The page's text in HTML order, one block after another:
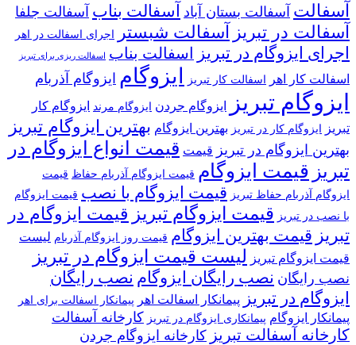
آسفالت آسفالت بستان آباد آسفالت بناب آسفالت جلفا
آسفالت در تبریز آسفالت شبستر اجرای اسفالت در اهر
اجرای ایزوگام در تبریز اسفالت بناب اسفالت ریزی برای تبریز
اسفالت کار اهر اسفالت کار تبریز ایزوگام ایزوگام آذربام
ایزوگام تبریز ایزوگام جردن ایزوگام مرند ایزوگام کار
تبریز ایزوگام کار در تبریز بهترین ایزوگام بهترین ایزوگام تبریز
بهترین ایزوگام در تبریز قیمت قیمت انواع ایزوگام در
تبریز قیمت ایزوگام قیمت ایزوگام آذربام حفاظ قیمت
ایزوگام آذربام حفاظ تبریز قیمت ایزوگام با نصب قیمت ایزوگام
با نصب در تبریز قیمت ایزوگام تبریز قیمت ایزوگام در
تبریز قیمت بهترین ایزوگام قیمت روز ایزوگام آذربام لیست
قیمت ایزوگام تبریز لیست قیمت ایزوگام در تبریز
نصب رایگان نصب رایگان ایزوگام نصب رایگان
ایزوگام در تبریز پیمانکار اسفالت اهر پیمانکار اسفالت برای اهر
پیمانکار ایزوگام پیمانکاری ایزوگام در تبریز کارخانه آسفالت
کارخانه آسفالت تبریز کارخانه ایزوگام جردن